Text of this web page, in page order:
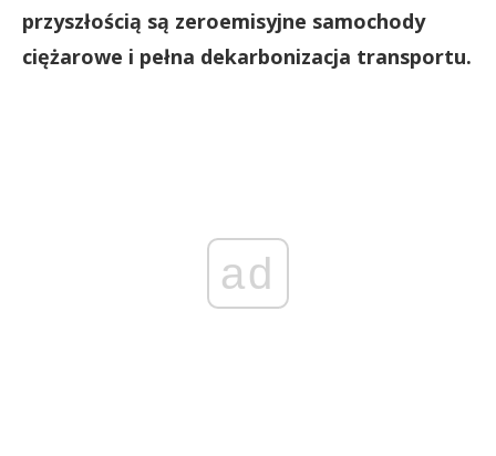
przyszłością są zeroemisyjne samochody
ciężarowe i pełna dekarbonizacja transportu.
ad